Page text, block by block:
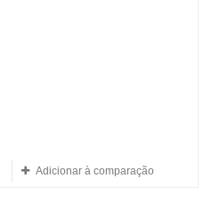
Adicionar à comparação